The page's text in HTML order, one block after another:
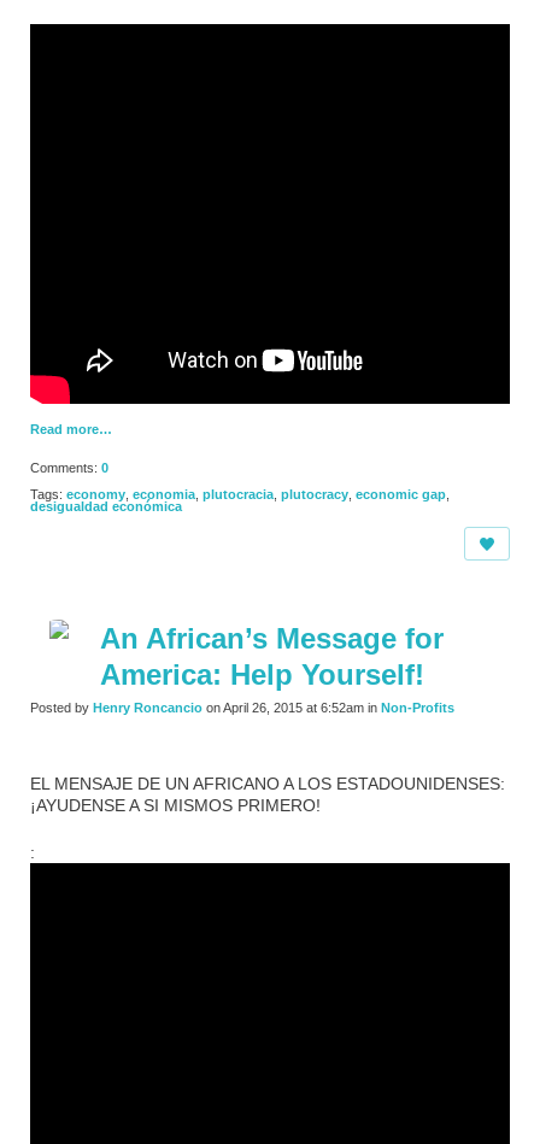
Read more…
Comments: 0
Tags: economy economia plutocracia plutocracy economic gap
desigualdad económica
An African’s Message for
America: Help Yourself!
Posted by Henry Roncancio on April 26, 2015 at 6:52am in Non-Profits
EL MENSAJE DE UN AFRICANO A LOS ESTADOUNIDENSES:
¡AYUDENSE A SI MISMOS PRIMERO!
: